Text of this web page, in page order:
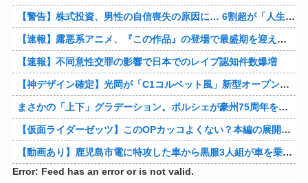
【警告】株式投資、男性の自信喪失の原因に… 6割超が「人生の敗者」自認
【速報】露悪系アニメ、『この作品』の登場で最盛期を迎えてしまう…
【速報】不同意性交罪の影響で日本でのレイプ認知件数爆増
【神デザイン確定】光岡が「C1コルベット風」新型オープンカーの最新ティーザー画像を公開、マツダ・ロードスターの信頼性にレトロな外観がドッキング
まさかの「上下」グラデーション。ポルシェが豪州75周年を祝う特別モデル「911 Turbo S Land Down Under」を発表、1951年の「見果てぬ夢」が内外装に再現
【仮面ライダーゼッツ】このOPカッコよくない？本編の展開ちゃんと反映してて完成度高いし
【動画あり】鹿児島市電に特攻した車から黒服3人組が車を乗り捨てて逃走
Error: Feed has an error or is not valid.